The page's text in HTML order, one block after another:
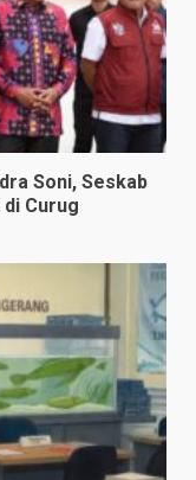
Soni, Seskab
Curug